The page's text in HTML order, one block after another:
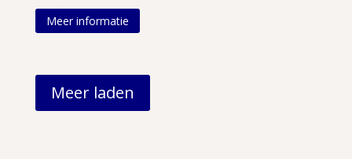
Meer informatie
Meer laden